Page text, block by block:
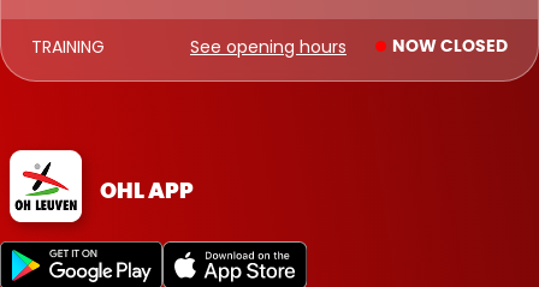
TRAINING See opening hours NOW CLOSED
OHL APP